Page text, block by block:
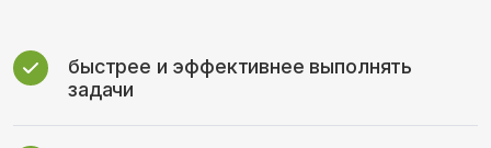
быстрее и эффективнее выполнять
задачи